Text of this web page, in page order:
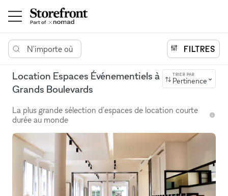
N'importe où FILTRES
Location Espaces Événementiels à
Grands Boulevards
TRIER PAR
Pertinence
La plus grande sélection d'espaces de location courte
durée au monde